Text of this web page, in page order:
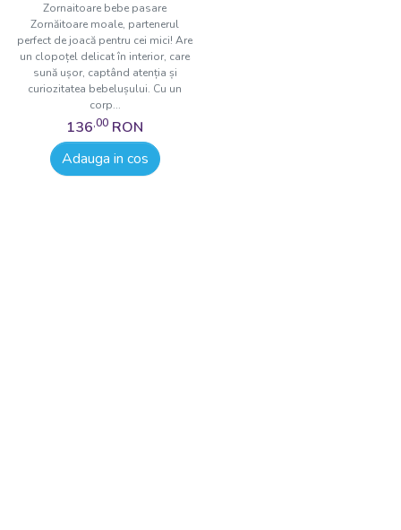
Zornaitoare bebe pasare
Zornăitoare moale, partenerul
perfect de joacă pentru cei mici! Are
un clopoțel delicat în interior, care
sună ușor, captând atenția și
curiozitatea bebelușului. Cu un
corp...
136,00 RON
Adauga in cos